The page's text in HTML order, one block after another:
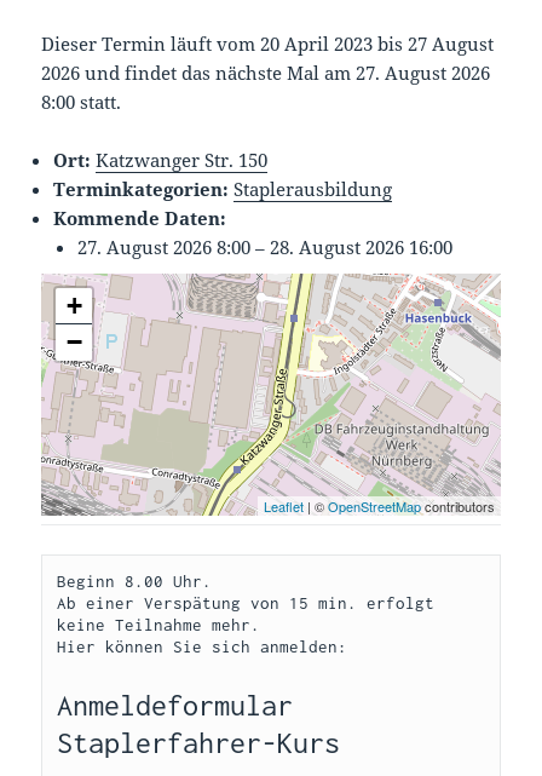
Dieser Termin läuft vom 20 April 2023 bis 27 August
2026 und findet das nächste Mal am 27. August 2026
8:00 statt.
Ort: Katzwanger Str. 150
Terminkategorien: Staplerausbildung
Kommende Daten:
27. August 2026 8:00 – 28. August 2026 16:00
+
−
Leaflet| ©OpenStreetMapcontributors
Beginn 8.00 Uhr.
Ab einer Verspätung von 15 min. erfolgt
keine Teilnahme mehr.
Anmeldeformular
Staplerfahrer-Kurs